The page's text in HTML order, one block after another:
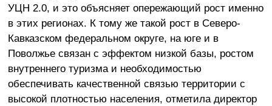
УЦН 2.0, и это объясняет опережающий рост именно
в этих регионах. К тому же такой рост в Северо-
Кавказском федеральном округе, на юге и в
Поволжье связан с эффектом низкой базы, ростом
внутреннего туризма и необходимостью
обеспечивать качественной связью территории с
высокой плотностью населения, отметила директор